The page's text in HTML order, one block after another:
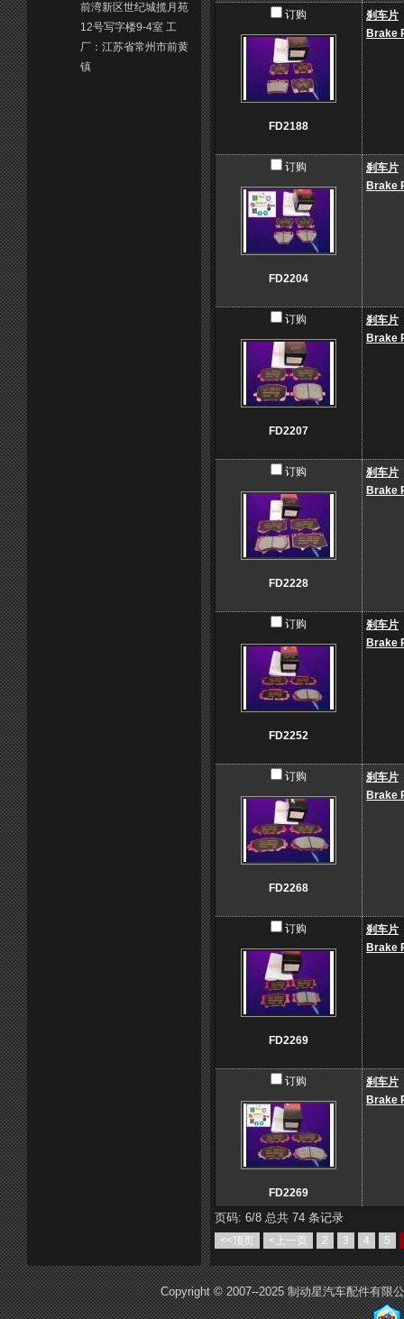
订购
FD2188
刹车片
Brake
订购
FD2204
刹车片
Brake
订购
FD2207
刹车片
Brake
订购
FD2228
刹车片
Brake
订购
FD2252
刹车片
Brake
订购
FD2268
刹车片
Brake
订购
FD2269
刹车片
Brake
订购
FD2269
刹车片
Brake
页码: 6/8 总共 74 条记录
<<顶页 <上一页 2 3 4 5
前湾新区世纪城揽月苑
12号写字楼9-4室 工
厂：江苏省常州市前黄
镇
Copyright © 2007--2025 制动星汽车配件有限